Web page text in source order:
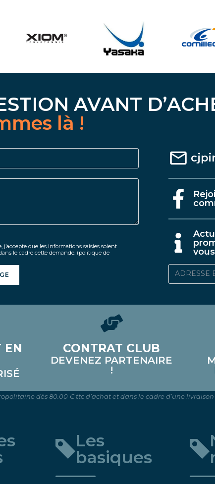
AVANT
là !
que les informations saisies soient
le cadre cette demande. (politique de
A
EN
CONTRAT CLUB
DEVENEZ PARTENAIRE
!
dès 80.00 € ttc d’achat et dans le cadre d’une
Les
basiques